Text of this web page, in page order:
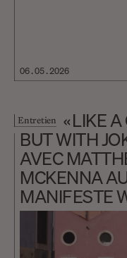
06.05.2026
Entretien
« LIKE
BUT WITH
AVEC
MCKENNA
MANIFESTE